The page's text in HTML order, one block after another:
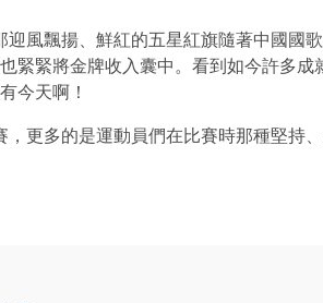
風飄揚、鮮紅的五星紅旗隨著中國國
緊緊將金牌收入囊中。看到如今許多
今天啊！
更多的是運動員們在比賽時那種堅持